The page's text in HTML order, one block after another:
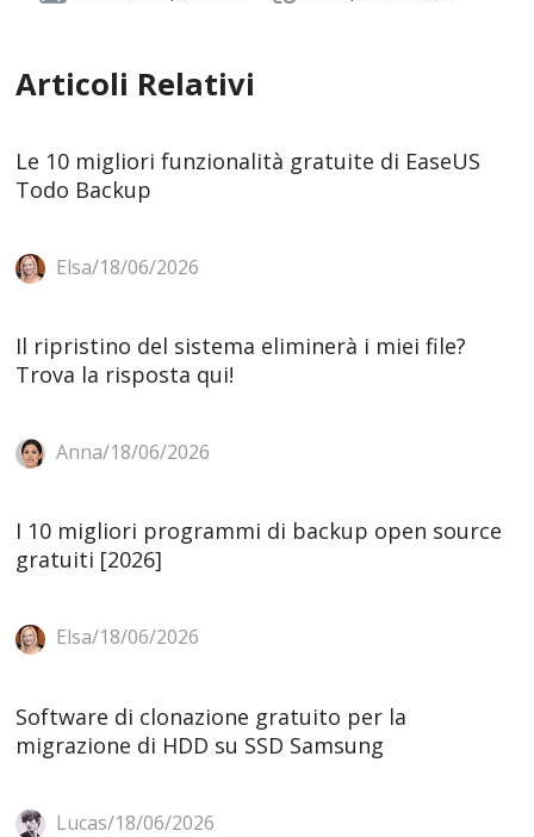
Articoli Relativi
Le 10 migliori funzionalità gratuite di EaseUS
Todo Backup
Elsa/18/06/2026
Il ripristino del sistema eliminerà i miei file?
Trova la risposta qui!
Anna/18/06/2026
I 10 migliori programmi di backup open source
gratuiti [2026]
Elsa/18/06/2026
Software di clonazione gratuito per la
migrazione di HDD su SSD Samsung
Lucas/18/06/2026